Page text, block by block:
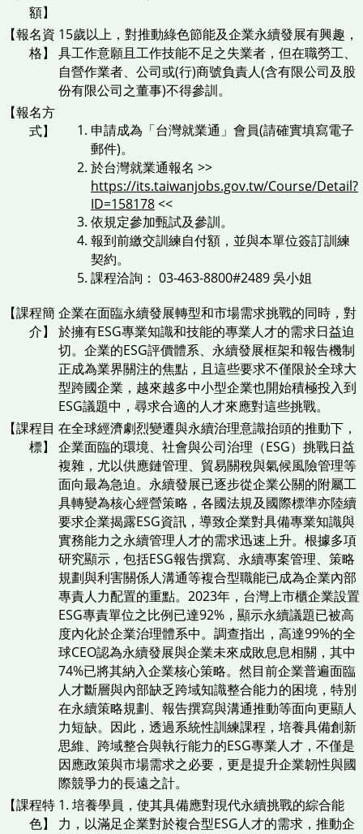
額】
【報名資
格】
15歲以上，對推動綠色節能及企業永續發展有興趣，
具工作意願且工作技能不足之失業者，但在職勞工、
自營作業者、公司或(行)商號負責人(含有限公司及股
份有限公司之董事)不得參訓。
【報名方
式】
申請成為「台灣就業通」會員(請確實填寫電子
郵件)。
於台灣就業通報名 >>
https://its.taiwanjobs.gov.tw/Course/Detail?
ID=158178<<
依規定參加甄試及參訓。
報到前繳交訓練自付額，並與本單位簽訂訓練
契約。
課程洽詢： 03-463-8800#2489 吳小姐
【課程簡
介】
企業在面臨永續發展轉型和市場需求挑戰的同時，對
於擁有ESG專業知識和技能的專業人才的需求日益迫
切。企業的ESG評價體系、永續發展框架和報告機制
正成為業界關注的焦點，且這些要求不僅限於全球大
型跨國企業，越來越多中小型企業也開始積極投入到
ESG議題中，尋求合適的人才來應對這些挑戰。
【課程目
標】
在全球經濟劇烈變遷與永續治理意識抬頭的推動下，
企業面臨的環境、社會與公司治理（ESG）挑戰日益
複雜，尤以供應鏈管理、貿易關稅與氣候風險管理等
面向最為急迫。永續發展已逐步從企業公關的附屬工
具轉變為核心經營策略，各國法規及國際標準亦陸續
要求企業揭露ESG資訊，導致企業對具備專業知識與
實務能力之永續管理人才的需求迅速上升。根據多項
研究顯示，包括ESG報告撰寫、永續專案管理、策略
規劃與利害關係人溝通等複合型職能已成為企業內部
專責人力配置的重點。2023年，台灣上市櫃企業設置
ESG專責單位之比例已達92%，顯示永續議題已被高
度內化於企業治理體系中。調查指出，高達99%的全
球CEO認為永續發展與企業未來成敗息息相關，其中
74%已將其納入企業核心策略。然目前企業普遍面臨
人才斷層與內部缺乏跨域知識整合能力的困境，特別
在永續策略規劃、報告撰寫與溝通推動等面向更顯人
力短缺。因此，透過系統性訓練課程，培養具備創新
思維、跨域整合與執行能力的ESG專業人才，不僅是
因應政策與市場需求之必要，更是提升企業韌性與國
際競爭力的長遠之計。
【課程特
色】
1. 培養學員，使其具備應對現代永續挑戰的綜合能
力，以滿足企業對於複合型ESG人才的需求，推動企